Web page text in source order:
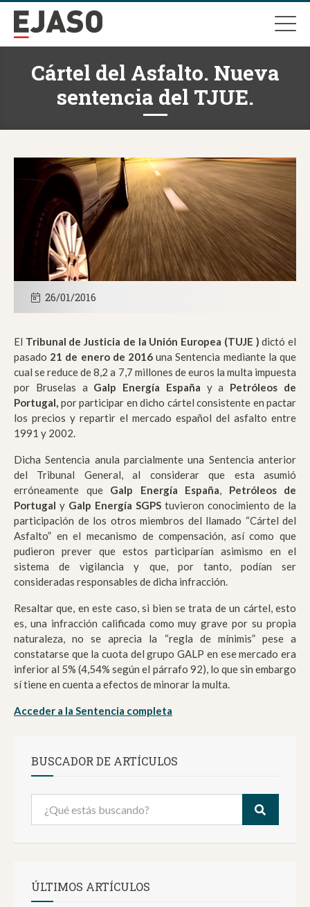
Cártel del Asfalto. Nueva
sentencia del TJUE.
26/01/2016
El Tribunal de Justicia de la Unión Europea (TUJE ) dictó el
pasado 21 de enero de 2016 una Sentencia mediante la que
cual se reduce de 8,2 a 7,7 millones de euros la multa impuesta
por Bruselas a Galp Energía España y a Petróleos de
Portugal, por participar en dicho cártel consistente en pactar
los precios y repartir el mercado español del asfalto entre
1991 y 2002.
Dicha Sentencia anula parcialmente una Sentencia anterior
del Tribunal General, al considerar que esta asumió
erróneamente que Galp Energía España, Petróleos de
Portugal y Galp Energía SGPS tuvieron conocimiento de la
participación de los otros miembros del llamado “Cártel del
Asfalto” en el mecanismo de compensación, así como que
pudieron prever que estos participarían asimismo en el
sistema de vigilancia y que, por tanto, podían ser
consideradas responsables de dicha infracción.
Resaltar que, en este caso, si bien se trata de un cártel, esto
es, una infracción calificada como muy grave por su propia
naturaleza, no se aprecia la “regla de mínimis” pese a
constatarse que la cuota del grupo GALP en ese mercado era
inferior al 5% (4,54% según el párrafo 92), lo que sin embargo
sí tiene en cuenta a efectos de minorar la multa.
Acceder a la Sentencia completa
BUSCADOR DE ARTÍCULOS
ÚLTIMOS ARTÍCULOS